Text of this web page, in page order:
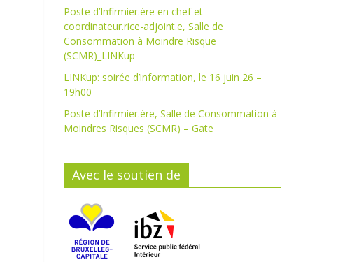
Poste d’Infirmier.ère en chef et
coordinateur.rice-adjoint.e, Salle de
Consommation à Moindre Risque
(SCMR)_LINKup
LINKup: soirée d’information, le 16 juin 26 –
19h00
Poste d’Infirmier.ère, Salle de Consommation à
Moindres Risques (SCMR) – Gate
Avec le soutien de